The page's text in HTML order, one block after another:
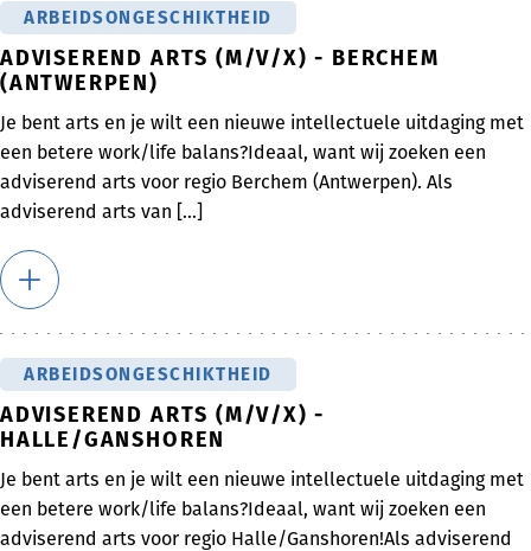
ARBEIDSONGESCHIKTHEID
ADVISEREND ARTS (M/V/X) - BERCHEM
(ANTWERPEN)
Je bent arts en je wilt een nieuwe intellectuele uitdaging met
een betere work/life balans?Ideaal, want wij zoeken een
adviserend arts voor regio Berchem (Antwerpen). Als
adviserend arts van [...]
ARBEIDSONGESCHIKTHEID
ADVISEREND ARTS (M/V/X) -
HALLE/GANSHOREN
Je bent arts en je wilt een nieuwe intellectuele uitdaging met
een betere work/life balans?Ideaal, want wij zoeken een
adviserend arts voor regio Halle/Ganshoren!Als adviserend